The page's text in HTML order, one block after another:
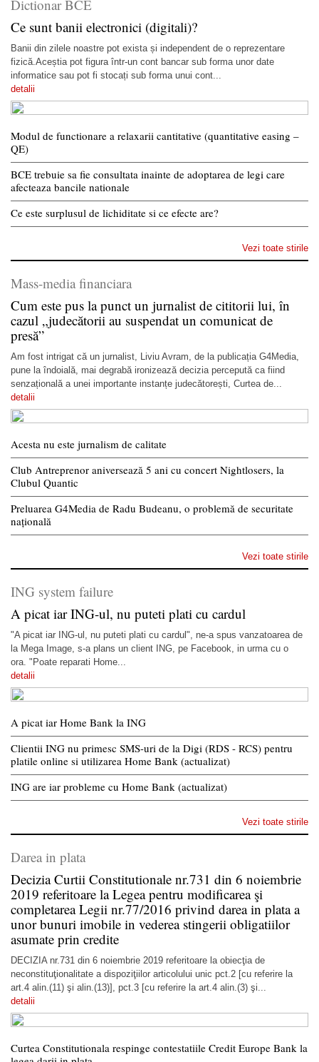
Dictionar BCE
Ce sunt banii electronici (digitali)?
Banii din zilele noastre pot exista și independent de o reprezentare
fizică.Aceștia pot figura într-un cont bancar sub forma unor date
informatice sau pot fi stocați sub forma unui cont...
detalii
Modul de functionare a relaxarii cantitative (quantitative easing –
QE)
BCE trebuie sa fie consultata inainte de adoptarea de legi care
afecteaza bancile nationale
Ce este surplusul de lichiditate si ce efecte are?
Vezi toate stirile
Mass-media financiara
Cum este pus la punct un jurnalist de cititorii lui, în
cazul „judecătorii au suspendat un comunicat de
presă”
Am fost intrigat că un jurnalist, Liviu Avram, de la publicația G4Media,
pune la îndoială, mai degrabă ironizează decizia percepută ca fiind
senzațională a unei importante instanțe judecătorești, Curtea de...
detalii
Acesta nu este jurnalism de calitate
Club Antreprenor aniversează 5 ani cu concert Nightlosers, la
Clubul Quantic
Preluarea G4Media de Radu Budeanu, o problemă de securitate
națională
Vezi toate stirile
ING system failure
A picat iar ING-ul, nu puteti plati cu cardul
"A picat iar ING-ul, nu puteti plati cu cardul", ne-a spus vanzatoarea de
la Mega Image, s-a plans un client ING, pe Facebook, in urma cu o
ora. "Poate reparati Home...
detalii
A picat iar Home Bank la ING
Clientii ING nu primesc SMS-uri de la Digi (RDS - RCS) pentru
platile online si utilizarea Home Bank (actualizat)
ING are iar probleme cu Home Bank (actualizat)
Vezi toate stirile
Darea in plata
Decizia Curtii Constitutionale nr.731 din 6 noiembrie
2019 referitoare la Legea pentru modificarea şi
completarea Legii nr.77/2016 privind darea in plata a
unor bunuri imobile in vederea stingerii obligatiilor
asumate prin credite
DECIZIA nr.731 din 6 noiembrie 2019 referitoare la obiecţia de
neconstituţionalitate a dispoziţiilor articolului unic pct.2 [cu referire la
art.4 alin.(11) şi alin.(13)], pct.3 [cu referire la art.4 alin.(3) şi...
detalii
Curtea Constitutionala respinge contestatiile Credit Europe Bank la